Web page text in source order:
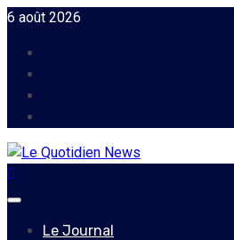
Skip
content
6 août 2026
Primary
Le Journal